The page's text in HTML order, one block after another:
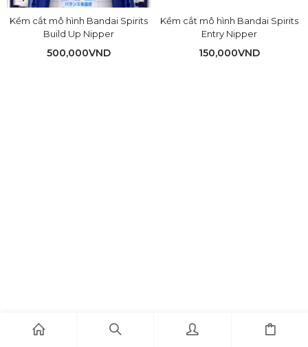
Kềm cắt mô hình Bandai Spirits
Build Up Nipper
500,000VND
Kềm cắt mô hình Bandai Spirits
Entry Nipper
150,000VND